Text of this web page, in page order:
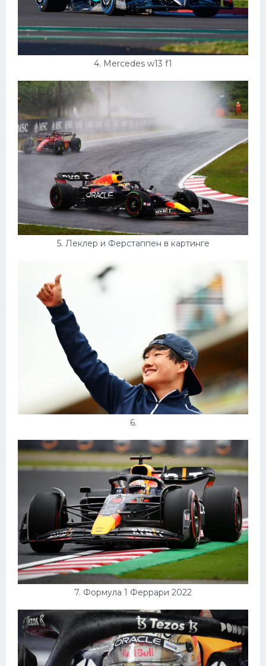
4. Mercedes w13 f1
5. Леклер и Ферстаппен в картинге
6.
7. Формула 1 Феррари 2022